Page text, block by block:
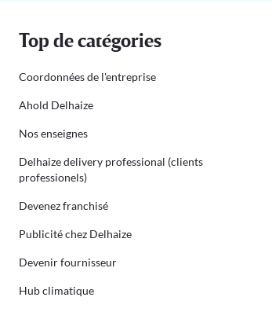
Top de catégories
Coordonnées de l'entreprise
Ahold Delhaize
Nos enseignes
Delhaize delivery professional (clients
professionels)
Devenez franchisé
Publicité chez Delhaize
Devenir fournisseur
Hub climatique